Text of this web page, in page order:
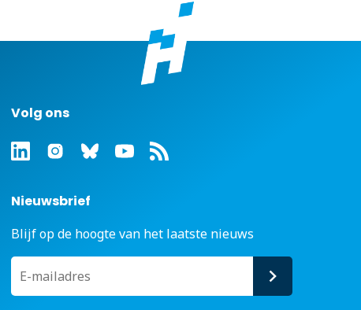
Volg ons
Nieuwsbrief
Blijf op de hoogte van het laatste nieuws